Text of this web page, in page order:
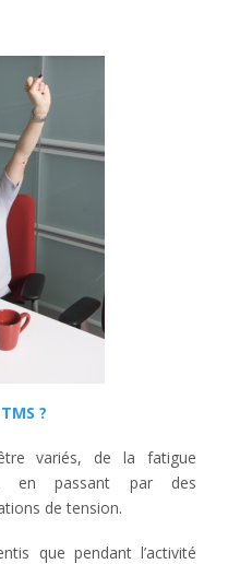
?
variés, de la fatigue
en passant par des
de tension.
que pendant l’activité